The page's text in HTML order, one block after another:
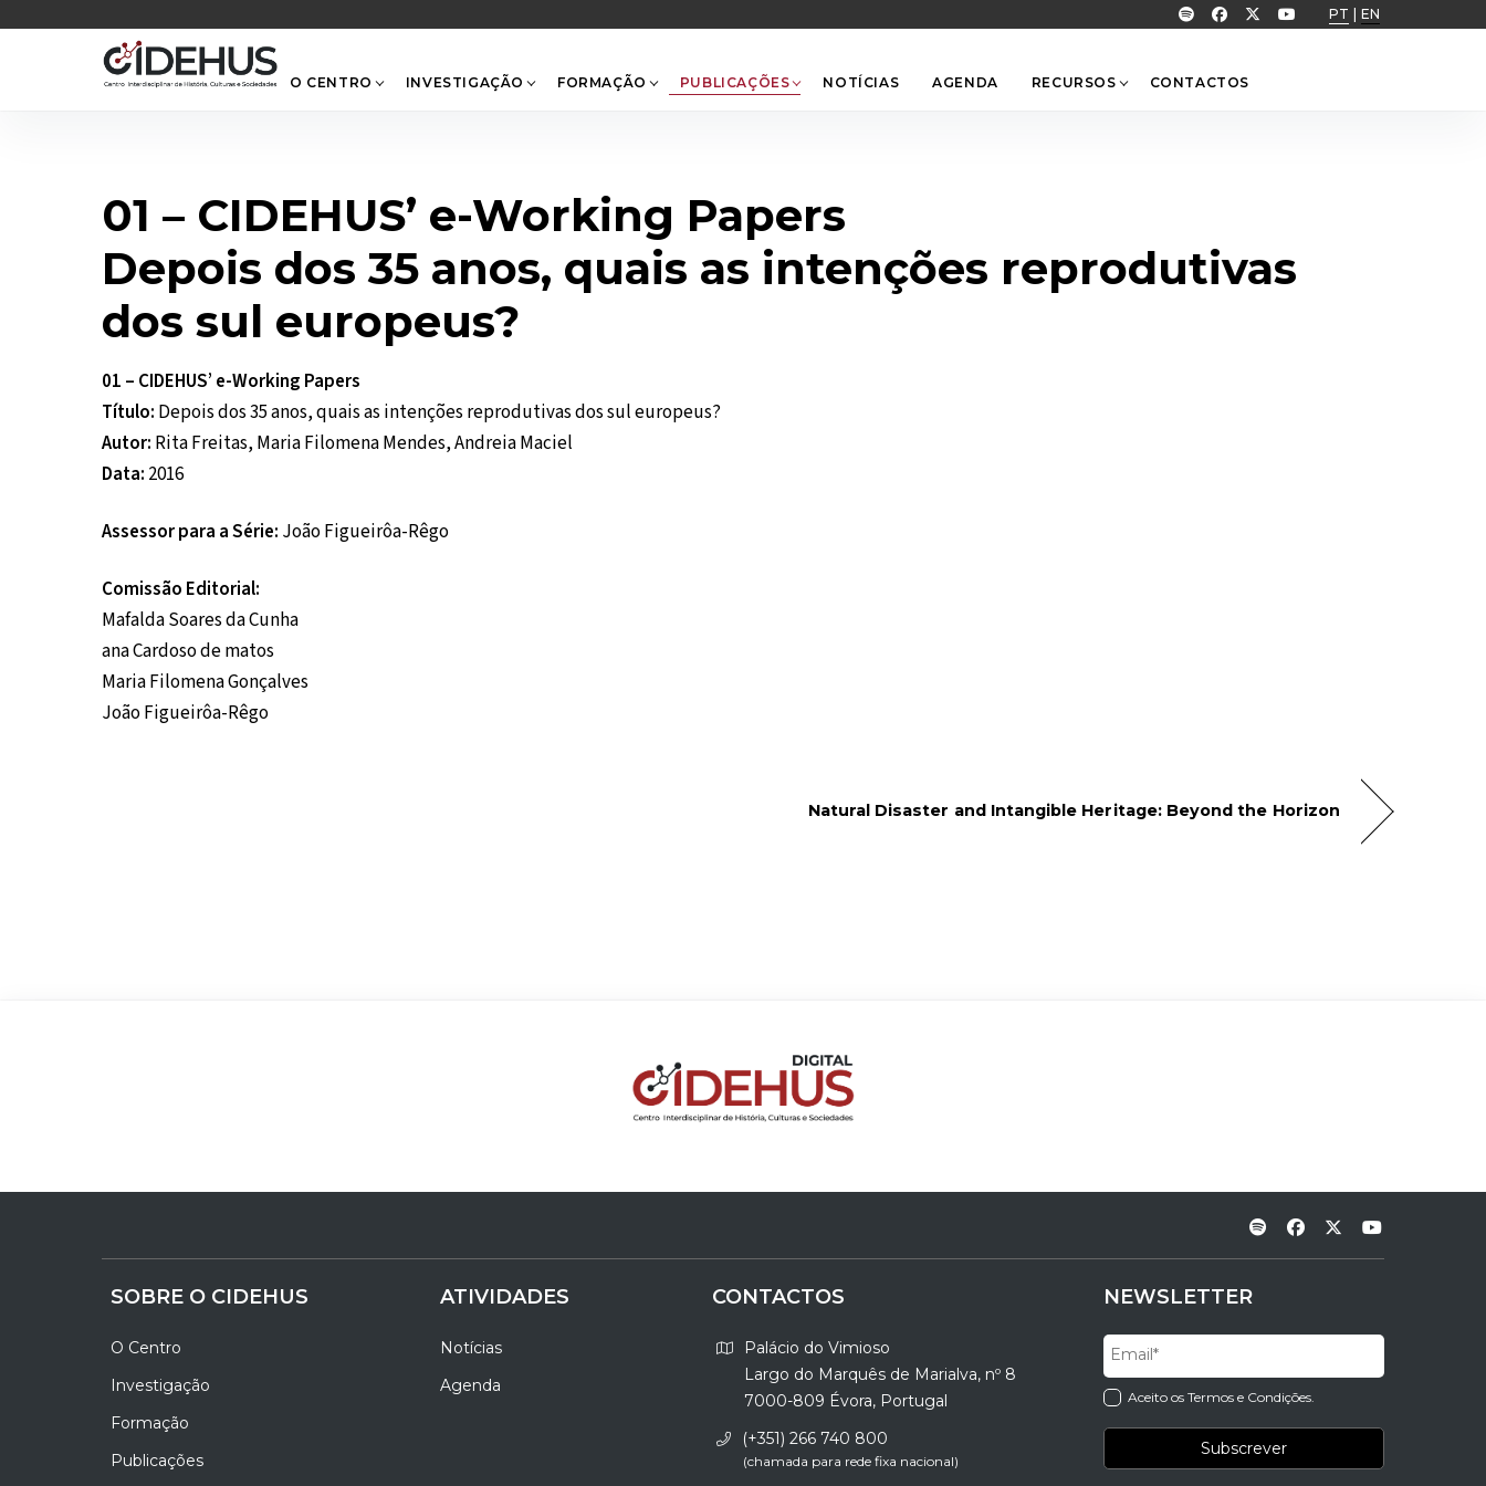
PT EN
O CENTRO INVESTIGAÇÃO FORMAÇÃO PUBLICAÇÕES NOTÍCIAS AGENDA RECURSOS CONTACTOS
01 – CIDEHUS’ e-Working Papers
Depois dos 35 anos, quais as intenções reprodutivas
dos sul europeus?
01 – CIDEHUS’ e-Working Papers
Título: Depois dos 35 anos, quais as intenções reprodutivas dos sul europeus?
Autor: Rita Freitas, Maria Filomena Mendes, Andreia Maciel
Data: 2016
Assessor para a Série: João Figueirôa-Rêgo
Comissão Editorial:
Mafalda Soares da Cunha
ana Cardoso de matos
Maria Filomena Gonçalves
João Figueirôa-Rêgo
Natural Disaster and Intangible Heritage: Beyond the Horizon
Top
SOBRE O CIDEHUS
O Centro
Investigação
Formação
Publicações
ATIVIDADES
Notícias
Agenda
CONTACTOS
Palácio do Vimioso
Largo do Marquês de Marialva, nº 8
7000-809 Évora, Portugal
(+351) 266 740 800
(chamada para rede fixa nacional)
NEWSLETTER
Aceito os Termos e Condições.